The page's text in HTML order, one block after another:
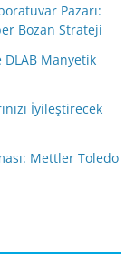
Pazarı:
Bozan Strateji
DLAB Manyetik
İyileştirecek
Mettler Toledo